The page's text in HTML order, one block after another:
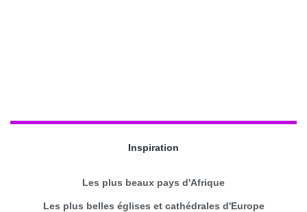
Inspiration
Les plus beaux pays d'Afrique
Les plus belles églises et cathédrales d'Europe